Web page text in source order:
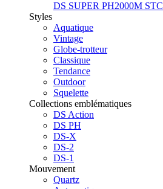
DS SUPER PH2000M STC
Styles
Aquatique
Vintage
Globe-trotteur
Classique
Tendance
Outdoor
Squelette
Collections emblématiques
DS Action
DS PH
DS-X
DS-2
DS-1
Mouvement
Quartz